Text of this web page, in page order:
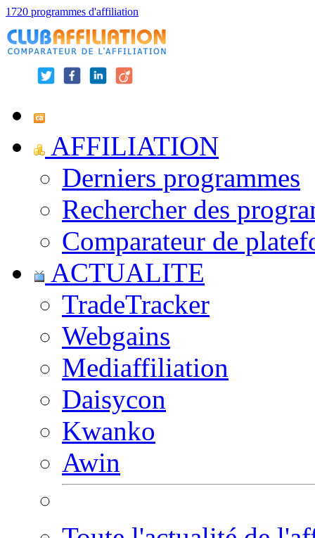
1720 programmes d'affiliation
AFFILIATION
Derniers programmes
Rechercher des
Comparateur de
ACTUALITE
TradeTracker
Webgains
Mediaffiliation
Daisycon
Kwanko
Awin